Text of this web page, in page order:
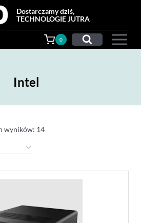
Dostarczamy dziś,
TECHNOLOGIE JUTRA
0
Intel
wyników: 14